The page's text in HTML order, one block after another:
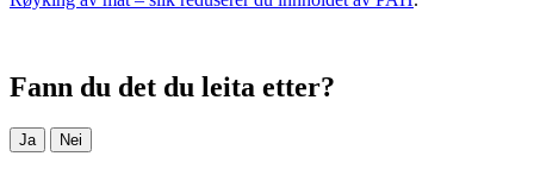
Fann du det du leita etter?
Ja Nei